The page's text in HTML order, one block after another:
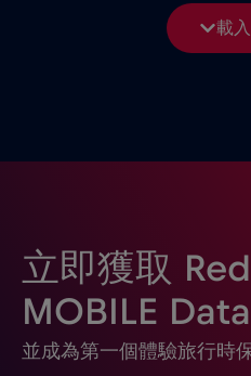
列支敦斯登
剛果共和國
載
立即獲取
MOBILE
並成為第一個體驗旅行時